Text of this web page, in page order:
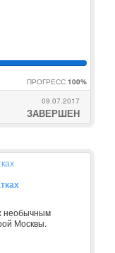
ПРОГРЕСС 100%
09.07.2017
ЗАВЕРШЕН
необычным
Москвы.